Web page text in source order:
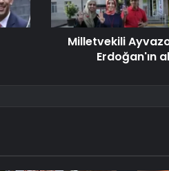
Milletvekili
Erdoğan'ın